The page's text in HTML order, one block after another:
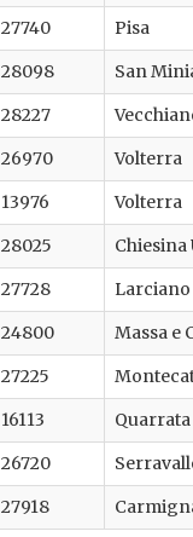
27740 Pisa
28098 San
28227
26970 Volterra
13976 Volterra
28025 Chiesina
27728 Larciano
24800 Massa e
27225
16113 Quarrata
26720
27918